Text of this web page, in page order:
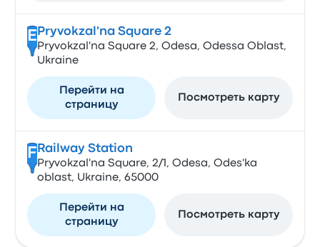
E Pryvokzal'na Square 2
Pryvokzal'na Square 2, Odesa, Odessa Oblast,
Ukraine
Перейти на
страницу
Посмотреть карту
F Railway Station
Pryvokzal'na Square, 2/1, Odesa, Odes'ka
oblast, Ukraine, 65000
Перейти на
страницу
Посмотреть карту